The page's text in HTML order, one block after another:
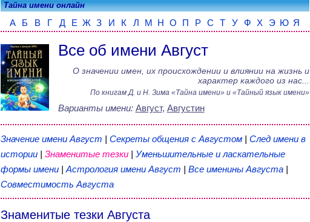
Тайна имени онлайн
А Б В Г Д Е Ж З И К Л М Н О П Р С Т У Ф Х Э Ю Я
Все об имени Август
О значении имен, их происхождении и влиянии на жизнь и
характер каждого из нас...
По книгамД. и Н. Зима«Тайна имени» и «Тайный язык имени»
Варианты имени: Август, Августин
Значение имени Август | Секреты общения с Августом | След имени в
истории| Знаменитые тезки| Уменьшительные и ласкательные
формы имени| Астрология имени Август | Все именины Августа |
Совместимость Августа
Знаменитые тезки Августа